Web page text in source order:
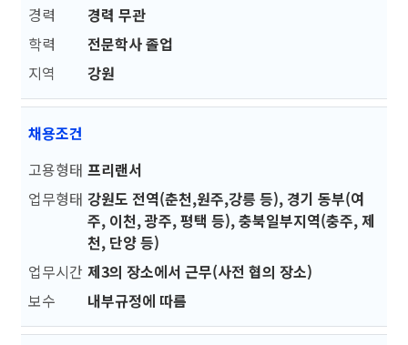
경력
경력 무관
학력
전문학사 졸업
지역
강원
채용조건
고용형태 프리랜서
업무형태 강원도 전역(춘천,원주,강릉 등), 경기 동부(여
주, 이천, 광주, 평택 등), 충북일부지역(충주, 제
천, 단양 등)
업무시간 제3의 장소에서 근무(사전 협의 장소)
보수
내부규정에 따름